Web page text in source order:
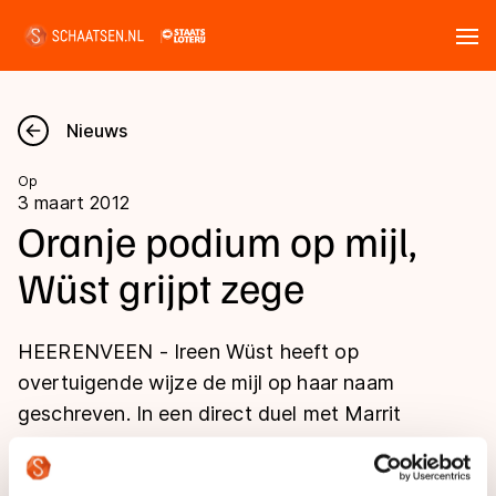
Nieuws
Kalender
Disciplines
Langebaan
Shorttrack
Inlineskaten
Uitslagen
Langebaan
Marathon
Tijden & historie
Ranglijsten Langebaan
Nieuws
Op
3 maart 2012
Oranje podium op mijl,
Wüst grijpt zege
HEERENVEEN - Ireen Wüst heeft op
overtuigende wijze de mijl op haar naam
geschreven. In een direct duel met Marrit
volbracht haar race in 1.56.01.